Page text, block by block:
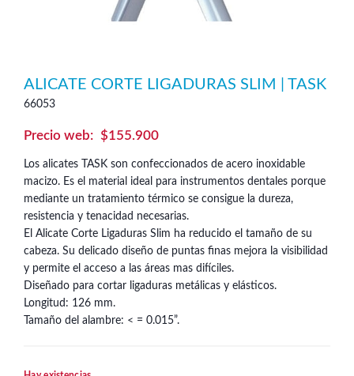
ALICATE CORTE LIGADURAS SLIM | TASK
66053
$155.900
Los alicates TASK son confeccionados de acero inoxidable
macizo. Es el material ideal para instrumentos dentales porque
mediante un tratamiento térmico se consigue la dureza,
resistencia y tenacidad necesarias.
El Alicate Corte Ligaduras Slim ha reducido el tamaño de su
cabeza. Su delicado diseño de puntas finas mejora la visibilidad
y permite el acceso a las áreas mas difíciles.
Diseñado para cortar ligaduras metálicas y elásticos.
Longitud: 126 mm.
Tamaño del alambre: < = 0.015”.